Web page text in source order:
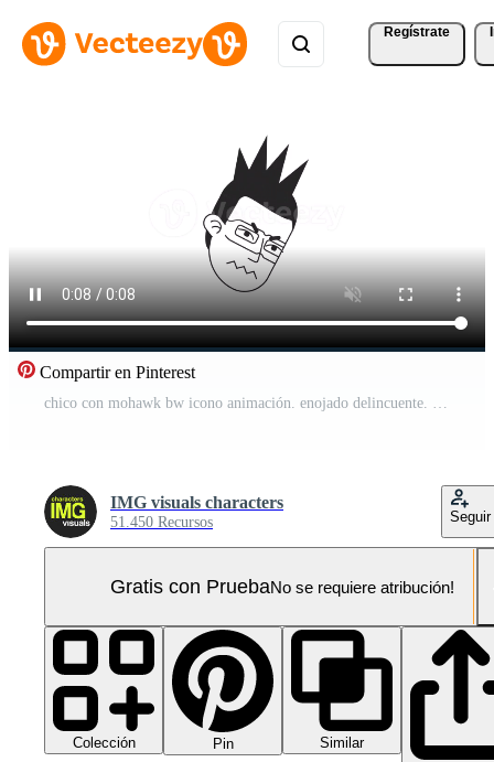
Regístrate
Compartir en Pinterest
chico con mohawk bw icono animación. enojado delincuente. animado monocromo plano personaje cabeza en blanco antecedentes con alfa canal transparencia. dibujos animados avatar 4k vídeo imágenes para web diseño Vídeo Pro
IMG visuals characters
51.450 Recursos Seguir
Gratis con PruebaNo se requiere atribución!
Colección Pin
Similar